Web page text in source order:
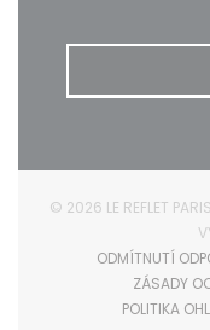
© 2026 LE REFLET
ODMÍTNUTÍ
ZÁSADY
POLITIKA